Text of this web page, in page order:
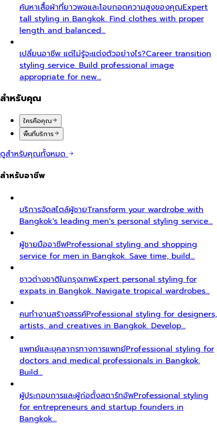
ค้นหาเสื้อผ้าที่ยาวพอและโอบกอดความสูงของคุณExpert
tall styling in Bangkok. Find clothes with proper
length and balanced…
เปลี่ยนอาชีพ แต่ไม่รู้จะแต่งตัวอย่างไร?Career transition
styling service. Build professional image
appropriate for new…
สำหรับคุณ
ใครคือคุณ
พื้นที่บริการ
ดูสำหรับคุณทั้งหมด
สำหรับอาชีพ
บริการจัดสไตล์ผู้ชายTransform your wardrobe with
Bangkok's leading men's personal styling service…
ผู้ชายมืออาชีพProfessional styling and shopping
service for men in Bangkok. Save time, build…
ชาวต่างชาติในกรุงเทพExpert personal styling for
expats in Bangkok. Navigate tropical wardrobes…
คนทำงานสร้างสรรค์Professional styling for designers,
artists, and creatives in Bangkok. Develop…
แพทย์และบุคลากรทางการแพทย์Professional styling for
doctors and medical professionals in Bangkok.
Build…
ผู้ประกอบการและผู้ก่อตั้งสตาร์ทอัพProfessional styling
for entrepreneurs and startup founders in
Bangkok…